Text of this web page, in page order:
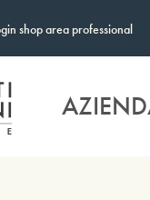
shop area professional